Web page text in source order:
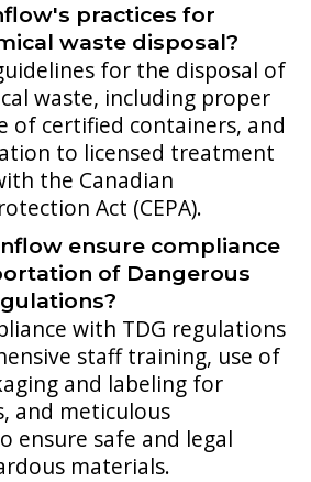
practices for
waste disposal?
for the disposal of
waste, including proper
of certified containers, and
to licensed treatment
the Canadian
Act (CEPA).
ensure compliance
of Dangerous
with TDG regulations
staff training, use of
and labeling for
and meticulous
ensure safe and legal
materials.